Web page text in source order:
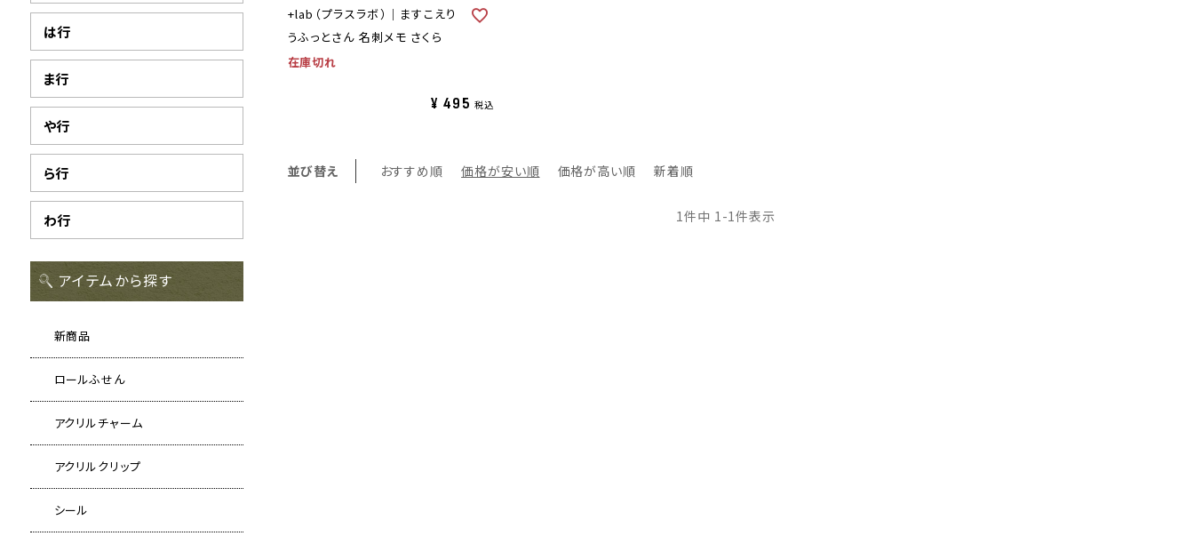
は行
ま行
や行
ら行
わ行
アイテムから探す
新商品
ロールふせん
アクリルチャーム
アクリルクリップ
シール
+lab（プラスラボ）｜ますこえり
うふっとさん 名刺メモ さくら
在庫切れ
¥ 495 税込
並び替え おすすめ順 価格が安い順 価格が高い順 新着順
1件中 1-1件表示